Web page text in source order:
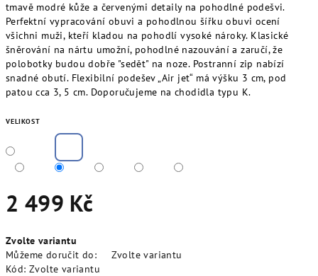
tmavě modré kůže a červenými detaily na pohodlné podešvi.
Perfektní vypracování obuvi a pohodlnou šířku obuvi ocení
všichni muži, kteří kladou na pohodlí vysoké nároky. Klasické
šněrování na nártu umožní, pohodlné nazouvání a zaručí, že
polobotky budou dobře "sedět" na noze. Postranní zip nabízí
snadné obutí. Flexibilní podešev „Air jet“ má výšku 3 cm, pod
patou cca 3, 5 cm. Doporučujeme na chodidla typu K.
VELIKOST
2 499 Kč
cena:
Zvolte variantu
Můžeme doručit do:
Zvolte variantu
Kód: Zvolte variantu